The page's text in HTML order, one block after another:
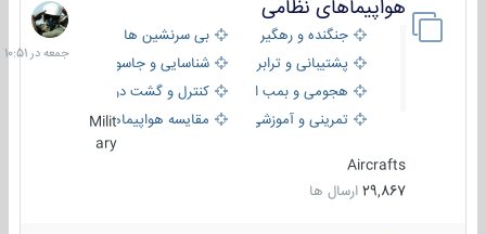
هواپیماهای نظامی
جنگنده و رهگیر
بی سرنشین ها
پشتیبانی و ترابری
شناسایی و جاسوسی
هجومی و بمب افکن
کنترل و گشت دریایی
تمرینی و آموزشی
مقایسه هواپیماهاMilit
ary
Aircrafts
29,867 ارسال ها
جمعه
در
10:51